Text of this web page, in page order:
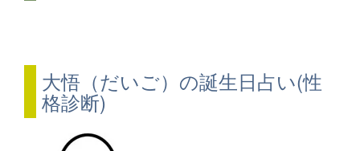
大悟（だいご）の誕生日占い(性
格診断)